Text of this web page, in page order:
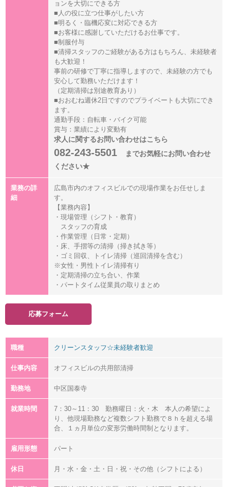
ョンを大切にできる方
■人の役に立つ仕事がしたい方
■明るく・臨機応変に対応できる方
■お客様に感謝していただけるお仕事です。
■制服付与
■清掃スタッフのご経験がある方はもちろん、未経験者
も大歓迎！
事前の研修で丁寧に指導しますので、未経験の方でも
安心して勤務いただけます！
（定期清掃は別途教育あり）
■おおむね週休2日ですのでプライベートも大切にでき
ます。
通勤手段：自転車・バイク可能
賞与：業績により変動有
求人に関するお問い合わせはこちら
082-243-5501
までお気軽にお問い合わせ
ください★
業務の詳
細
広島市内のオフィスビルでの現場作業をお任せしま
す。
【業務内容】
・現場管理（シフト・教育）
スタッフの育成
・作業管理（日常・定期）
・床、手摺等の清掃（掃き拭き等）
・ゴミ回収、トイレ清掃（巡回清掃を含む）
※女性・男性トイレ清掃有り
・定期清掃の立ち合い、作業
・パートタイム従業員の取りまとめ
応募フォーム
職種 クリーンスタッフ☆未経験者歓迎
仕事内容 オフィスビルの共用部清掃
勤務地 中区国泰寺
就業時間
7：30～11：30 勤務曜日：火・木 本人の希望によ
り、他現場勤務など複数シフト勤務で８ｈを超える場
合、１ヵ月単位の変形労働時間制となります。
雇用形態 パート
休日 月・水・金・土・日・祝・その他（シフトによる）